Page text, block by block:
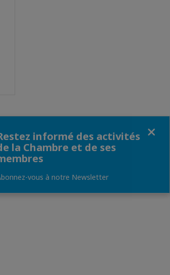
informé des activités
la Chambre et de ses
vous à notre Newsletter